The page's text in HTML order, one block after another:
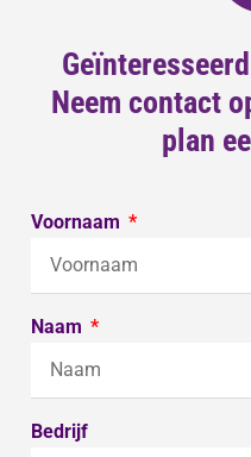
Neem contact
plan
Voornaam
Naam
Bedrijf